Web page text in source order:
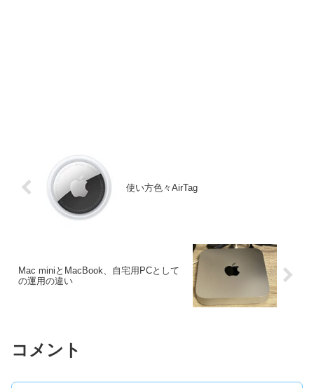
使い方色々AirTag
Mac miniとMacBook、自宅用PCとして
の運用の違い
コメント